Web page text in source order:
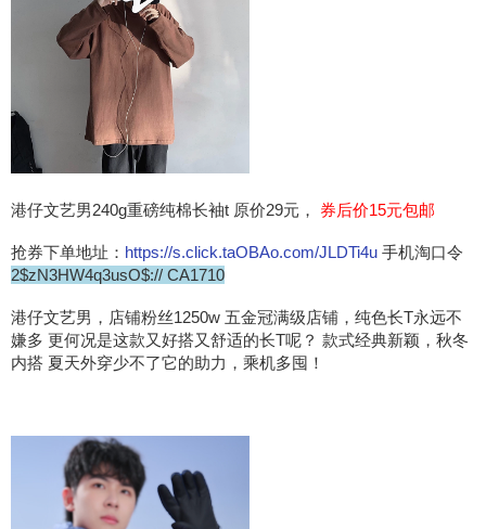
港仔文艺男240g重磅纯棉长袖t 原价29元， 券后价15元包邮
抢券下单地址： https://s.click.taOBAo.com/JLDTi4u 手机淘口令
2$zN3HW4q3usO$:// CA1710
港仔文艺男，店铺粉丝1250w 五金冠满级店铺，纯色长T永远不
嫌多 更何况是这款又好搭又舒适的长T呢？ 款式经典新颖，秋冬
内搭 夏天外穿少不了它的助力，乘机多囤！